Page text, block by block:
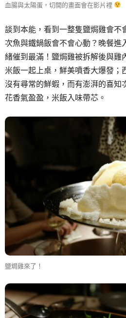
血腸與太陽蛋，切開的畫面會在影片裡
談到本能，看到一整隻鹽焗雞會不
次魚與鐵鍋飯會不會心動？晚餐進
緒催到最滿！鹽焗雞被拆解後與雞
米飯一起上桌，鮮美噴香大爆發；
沒有尋常的鮮蝦，而有澎湃的喜知
花香氣盈盈，米飯入味帶芯。
鹽焗雞來了！